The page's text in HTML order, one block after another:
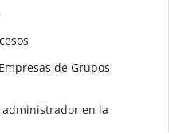
de Grupos
en la